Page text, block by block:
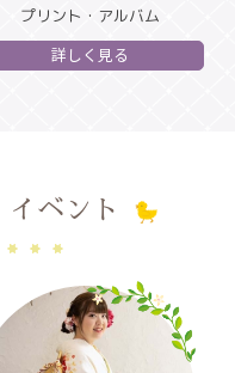
プリント・アルバム
詳しく見る
イベント